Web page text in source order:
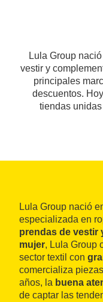
Lula Group
vestir y
principales
descuentos.
tiendas
Lula Group nació
especializada en
prendas de vestir
mujer, Lula Group
sector textil con
comercializa
años, la buena
de captar las